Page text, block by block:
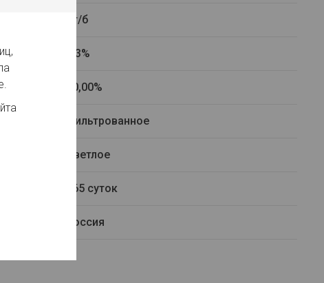
ст/б
4.3%
10,00%
Фильтрованное
Светлое
365 суток
Россия